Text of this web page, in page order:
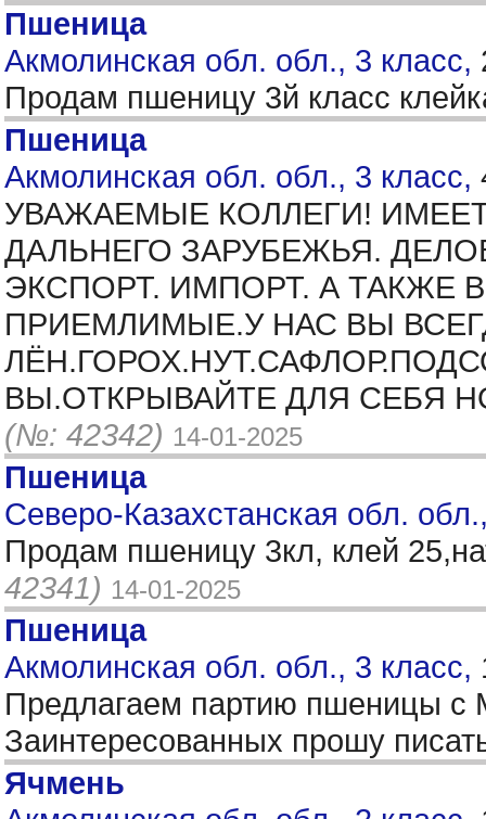
Пшеница
Акмолинская обл. обл., 3 класс,
Продам пшеницу 3й класс
Пшеница
Акмолинская обл. обл., 3 класс,
УВАЖАЕМЫЕ КОЛЛЕГИ!
ДАЛЬНЕГО ЗАРУБЕЖЬЯ.
ЭКСПОРТ. ИМПОРТ. А ТАКЖЕ
ПРИЕМЛИМЫЕ.У НАС ВЫ
ВЫ.ОТКРЫВАЙТЕ ДЛЯ СЕБЯ
(№: 42342) 14-01-2025
Пшеница
Северо-Казахстанская обл.
Продам пшеницу 3кл, клей
42341) 14-01-2025
Пшеница
Акмолинская обл. обл., 3 класс,
Предлагаем партию пшеницы с
Заинтересованных прошу
Ячмень